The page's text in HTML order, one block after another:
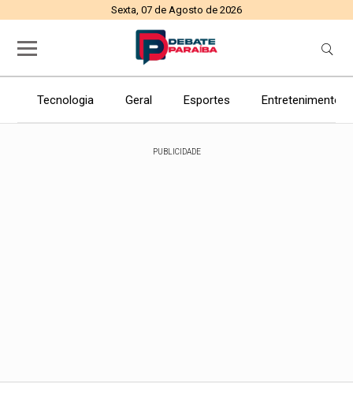
Sexta, 07 de Agosto de 2026
Tecnologia Geral Esportes Entretenimento
PUBLICIDADE